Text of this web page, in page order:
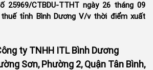
25969/CTBDU-TTHT ngày 26 tháng 09
tỉnh Bình Dương V/v thời điểm xuất
ty TNHH ITL Bình Dương
Sơn, Phường 2, Quận Tân Bình,